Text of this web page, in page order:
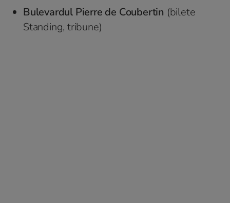
Bulevardul Pierre de Coubertin (bilete
Standing, tribune)